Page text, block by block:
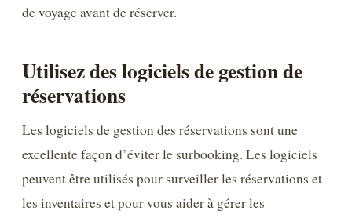
de voyage avant de réserver.
Utilisez des logiciels de gestion de
réservations
Les logiciels de gestion des réservations sont une
excellente façon d’éviter le surbooking. Les logiciels
peuvent être utilisés pour surveiller les réservations et
les inventaires et pour vous aider à gérer les